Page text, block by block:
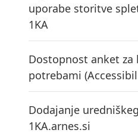
uporabe storitve
1KA
Dostopnost anket
potrebami
Dodajanje
1KA.arnes.si